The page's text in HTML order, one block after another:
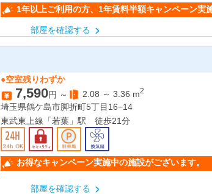
1年以上ご利用の方、1年賃料半額キャンペーン実
部屋を確認する
●空室残りわずか
7,590円 ～ 2.08 ～ 3.36 m2
埼玉県鶴ケ島市脚折町5丁目16−14
東武東上線「若葉」駅 徒歩21分
お得なキャンペーン実施中の施設がございます。
部屋を確認する